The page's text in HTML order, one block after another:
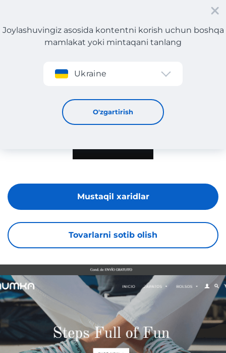
Roʻyxatdan oʻtish
Joylashuvingiz asosida kontentni korish uchun boshqa
mamlakat yoki mintaqani tanlang
Ukraine
O'zgartirish
MUMKA
Tovarlarni sotib olish
Mustaqil xaridlar